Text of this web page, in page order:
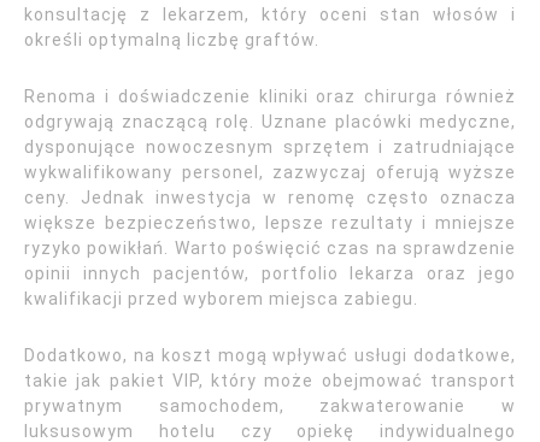
konsultację z lekarzem, który oceni stan włosów i
określi optymalną liczbę graftów.
Renoma i doświadczenie kliniki oraz chirurga również
odgrywają znaczącą rolę. Uznane placówki medyczne,
dysponujące nowoczesnym sprzętem i zatrudniające
wykwalifikowany personel, zazwyczaj oferują wyższe
ceny. Jednak inwestycja w renomę często oznacza
większe bezpieczeństwo, lepsze rezultaty i mniejsze
ryzyko powikłań. Warto poświęcić czas na sprawdzenie
opinii innych pacjentów, portfolio lekarza oraz jego
kwalifikacji przed wyborem miejsca zabiegu.
Dodatkowo, na koszt mogą wpływać usługi dodatkowe,
takie jak pakiet VIP, który może obejmować transport
prywatnym samochodem, zakwaterowanie w
luksusowym hotelu czy opiekę indywidualnego